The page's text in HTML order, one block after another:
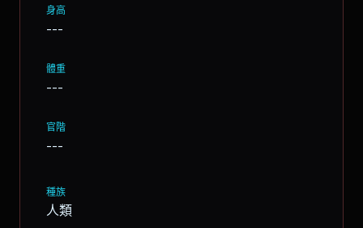
身高
---
體重
---
官階
---
種族
人類